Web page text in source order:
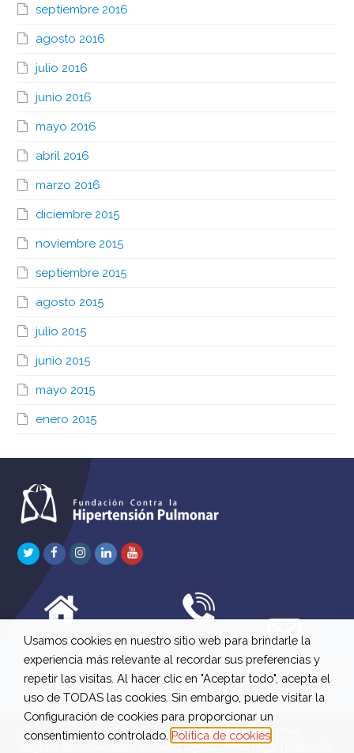
septiembre 2016
agosto 2016
julio 2016
junio 2016
mayo 2016
abril 2016
marzo 2016
diciembre 2015
noviembre 2015
septiembre 2015
agosto 2015
julio 2015
junio 2015
mayo 2015
enero 2015
TwitterFacebook
Instagram
LinkedInYoutube
C/ Río Jordán 7 bajo
A 28981 Parla Madrid
647 630 515
661 73 42 04
613 22 15 27
info@fchp.es
© 2026 Fundación Contra la Hipertensión Pulmonar
Términos legales|Aviso Legal
Usamos cookies en nuestro sitio web para brindarle la
experiencia más relevante al recordar sus preferencias y
repetir las visitas. Al hacer clic en "Aceptar todo", acepta el
uso de TODAS las cookies. Sin embargo, puede visitar la
Configuración de cookies para proporcionar un
consentimiento controlado. Política de cookies